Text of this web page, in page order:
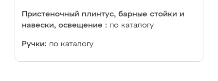
Пристеночный плинтус, барные стойки и
навески, освещение : по каталогу
Ручки: по каталогу